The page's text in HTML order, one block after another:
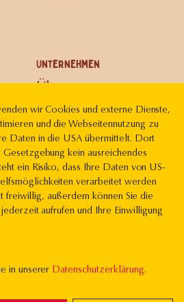
Unternehmen
Über uns
Karriere
Gutscheinkarte
wir Cookies und externe Dienste,
und die Webseitennutzung zu
Daten in die USA übermittelt. Dort
kein ausreichendes
ein Risiko, dass Ihre Daten von US-
verarbeitet werden
freiwillig, außerdem können Sie die
aufrufen und Ihre Einwilligung
in unserer Datenschutzerklärung.